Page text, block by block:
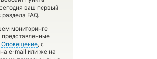
ваш первый
FAQ.
мониторинге
представленные
Оповещение, с
e-mail или же на